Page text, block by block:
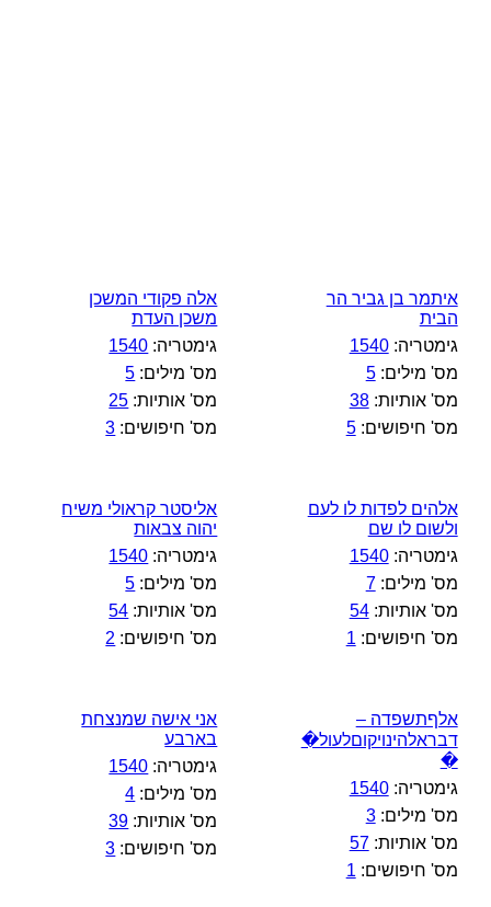
איתמר בן גביר הר
הבית
גימטריה:1540
מס' מילים:5
מס' אותיות:38
מס' חיפושים:5
אלה פקודי המשכן
משכן העדת
גימטריה: 1540
מס' מילים: 5
מס' אותיות: 25
מס' חיפושים: 3
אלהים לפדות לו לעם
ולשום לו שם
גימטריה:1540
מס' מילים:7
מס' אותיות:54
מס' חיפושים: 1
אליסטר קראולי משיח
יהוה צבאות
גימטריה: 1540
מס' מילים: 5
מס' אותיות: 54
מס' חיפושים: 2
אלףתשפדה –
דבראלהינויקוםלעול�
�
גימטריה:1540
מס' מילים:3
מס' אותיות:57
מס' חיפושים: 1
אני אישה שמנצחת
בארבע
גימטריה: 1540
מס' מילים: 4
מס' אותיות: 39
מס' חיפושים: 3